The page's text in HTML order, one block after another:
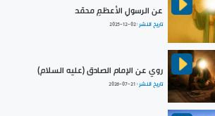
عن الرسولِ الأعظمِ محمّد
تاريخ النشر :2025-12-02
روي عن الإمام الصادق (عليه السلام)
تاريخ النشر :2026-07-21